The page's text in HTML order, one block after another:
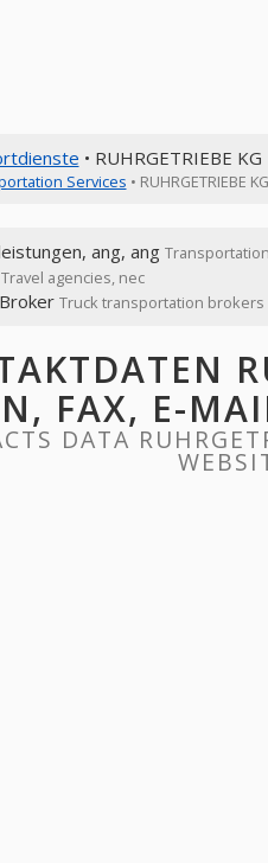
• RUHRGETRIEBE KG
Services • RUHRGETRIEBE KG
ang, ang
Travel agencies, nec
Truck transportation brokers
FAX, E-
DATA